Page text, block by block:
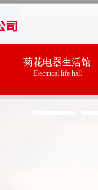
菊花电器生活馆
Electrical life hall